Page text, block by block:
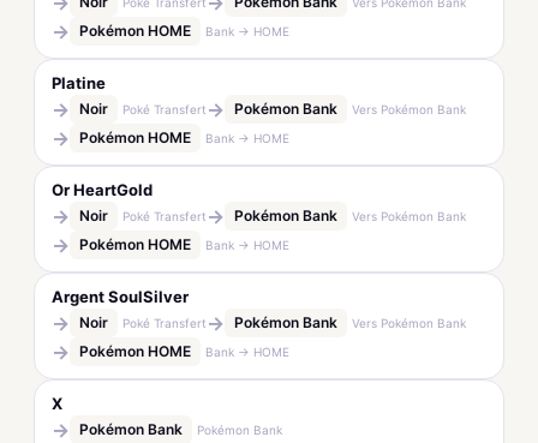
→ Pokémon HOME Bank → HOME
Platine
→ Noir Poké Transfert → Pokémon Bank Vers Pokémon Bank
→ Pokémon HOME Bank → HOME
Or HeartGold
→ Noir Poké Transfert → Pokémon Bank Vers Pokémon Bank
→ Pokémon HOME Bank → HOME
Argent SoulSilver
→ Noir Poké Transfert → Pokémon Bank Vers Pokémon Bank
→ Pokémon HOME Bank → HOME
X
→ Pokémon Bank Pokémon Bank